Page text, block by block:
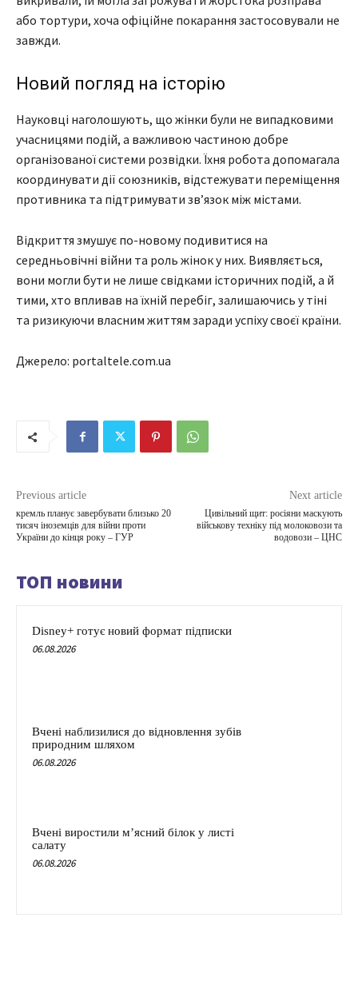
або тортури, хоча офіційне покарання застосовували не
завжди.
Новий погляд на історію
Науковці наголошують, що жінки були не випадковими
учасницями подій, а важливою частиною добре
організованої системи розвідки. Їхня робота допомагала
координувати дії союзників, відстежувати переміщення
противника та підтримувати зв’язок між містами.
Відкриття змушує по-новому подивитися на
середньовічні війни та роль жінок у них. Виявляється,
вони могли бути не лише свідками історичних подій, а й
тими, хто впливав на їхній перебіг, залишаючись у тіні
та ризикуючи власним життям заради успіху своєї країни.
Джерело: portaltele.com.ua
Previous article
кремль планує завербувати близько 20
тисяч іноземців для війни проти
України до кінця року – ГУР
Next article
Цивільний щит: росіяни маскують
військову техніку під молоковози та
водовози – ЦНС
ТОП новини
Disney+ готує новий формат підписки
06.08.2026
Вчені наблизилися до відновлення зубів
природним шляхом
06.08.2026
Вчені виростили м’ясний білок у листі
салату
06.08.2026